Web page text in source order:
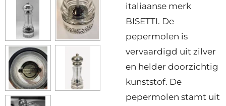
italiaanse merk
BISETTI. De
pepermolen is
vervaardigd uit zilver
en helder doorzichtig
kunststof. De
pepermolen stamt uit